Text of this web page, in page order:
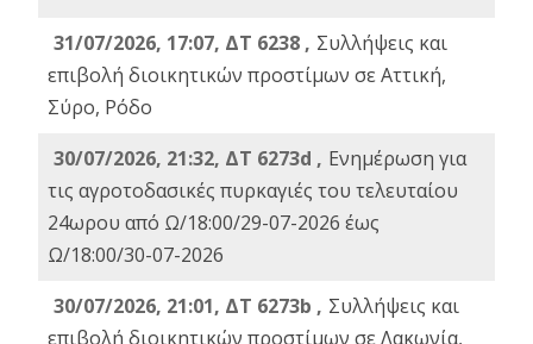
31/07/2026, 17:07, ΔΤ 6238 , Συλλήψεις και
επιβολή διοικητικών προστίμων σε Αττική,
Σύρο, Ρόδο
30/07/2026, 21:32, ΔΤ 6273d , Ενημέρωση για
τις αγροτοδασικές πυρκαγιές του τελευταίου
24ωρου από Ω/18:00/29-07-2026 έως
Ω/18:00/30-07-2026
30/07/2026, 21:01, ΔΤ 6273b , Συλλήψεις και
επιβολή διοικητικών προστίμων σε Λακωνία,